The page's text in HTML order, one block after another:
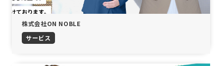
株式会社ON NOBLE
サービス